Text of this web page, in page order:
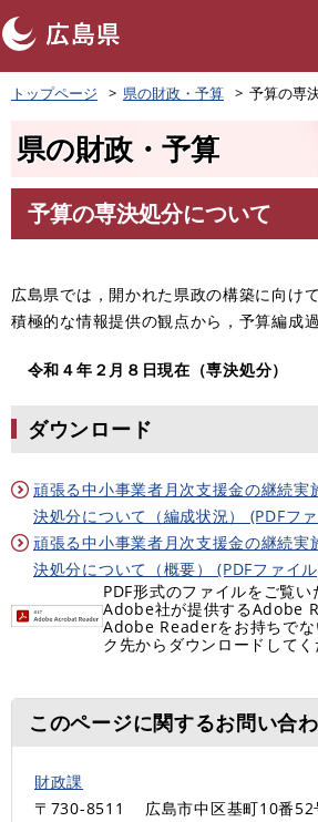
ペ
ー
頭
す
トップページ 県の財政・予算 予算の専
県の財政・予算
文
予算の専決処分について
広島県では，開かれた県政の構築に向け
積極的な情報提供の観点から，予算編成
令和４年２月８日現在（専決処分）
ダウンロード
頑張る中小事業者月次支援金の継続実
決処分について（編成状況） (PDFフ
頑張る中小事業者月次支援金の継続実
決処分について（概要） (PDFファイ
PDF形式のファイルをご覧い
Adobe社が提供するAdobe
Adobe Readerをお持ちでな
ク先からダウンロードしてく
このページに関するお問い合
財政課
〒730-8511
広島市中区基町10番52